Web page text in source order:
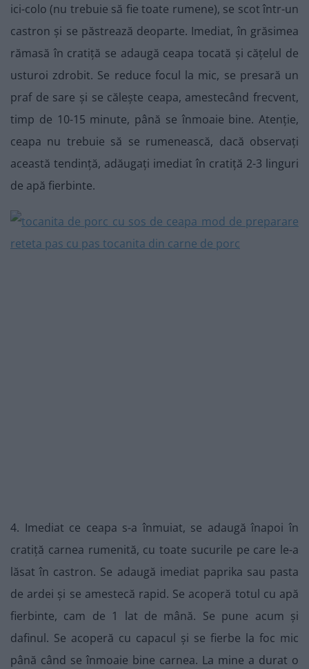
ici-colo (nu trebuie să fie toate rumene), se scot într-un
castron și se păstrează deoparte. Imediat, în grăsimea
rămasă în cratiță se adaugă ceapa tocată și cățelul de
usturoi zdrobit. Se reduce focul la mic, se presară un
praf de sare și se călește ceapa, amestecând frecvent,
timp de 10-15 minute, până se înmoaie bine. Atenție,
ceapa nu trebuie să se rumenească, dacă observați
această tendință, adăugați imediat în cratiță 2-3 linguri
de apă fierbinte.
4. Imediat ce ceapa s-a înmuiat, se adaugă înapoi în
cratiță carnea rumenită, cu toate sucurile pe care le-a
lăsat în castron. Se adaugă imediat paprika sau pasta
de ardei și se amestecă rapid. Se acoperă totul cu apă
fierbinte, cam de 1 lat de mână. Se pune acum și
dafinul. Se acoperă cu capacul și se fierbe la foc mic
până când se înmoaie bine carnea. La mine a durat o